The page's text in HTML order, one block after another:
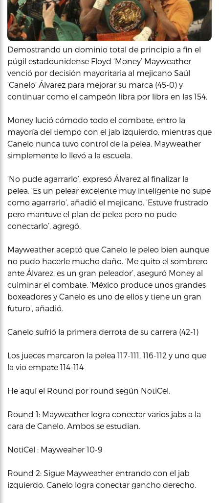
Demostrando un dominio total de principio a fin el
púgil estadounidense Floyd ‘Money’ Mayweather
venció por decisión mayoritaria al mejicano Saúl
‘Canelo’ Álvarez para mejorar su marca (45-0) y
continuar como el campeón libra por libra en las 154.
Money lució cómodo todo el combate, entro la
mayoría del tiempo con el jab izquierdo, mientras que
Canelo nunca tuvo control de la pelea. Mayweather
simplemente lo llevó a la escuela.
‘No pude agarrarlo’, expresó Álvarez al finalizar la
pelea. ‘Es un pelear excelente muy inteligente no supe
como agarrarlo’, añadió el mejicano. ‘Estuve frustrado
pero mantuve el plan de pelea pero no pude
conectarlo’, agregó.
Mayweather aceptó que Canelo le peleo bien aunque
no pudo hacerle mucho daño. ‘Me quito el sombrero
ante Álvarez, es un gran peleador’, aseguró Money al
culminar el combate. ‘México produce unos grandes
boxeadores y Canelo es uno de ellos y tiene un gran
futuro’, añadió.
Canelo sufrió la primera derrota de su carrera (42-1)
Los jueces marcaron la pelea 117-111, 116-112 y uno que
la vio empate 114-114
He aquí el Round por round según NotiCel.
Round 1: Mayweather logra conectar varios jabs a la
cara de Canelo. Ambos se estudian.
NotiCel : Mayweaher 10-9
Round 2: Sigue Mayweather entrando con el jab
izquierdo. Canelo logra conectar gancho derecho.